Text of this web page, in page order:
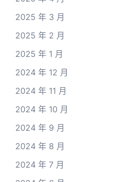
2025 年 3 月
2025 年 2 月
2025 年 1 月
2024 年 12 月
2024 年 11 月
2024 年 10 月
2024 年 9 月
2024 年 8 月
2024 年 7 月